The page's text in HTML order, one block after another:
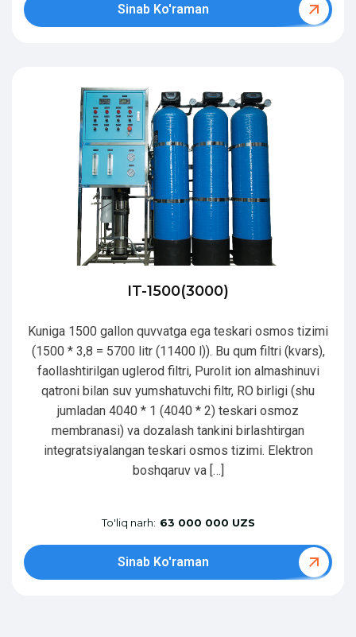
Sinab Ko'raman
IT-1500(3000)
Kuniga 1500 gallon quvvatga ega teskari osmos tizimi
(1500 * 3,8 = 5700 litr (11400 l)). Bu qum filtri (kvars),
faollashtirilgan uglerod filtri, Purolit ion almashinuvi
qatroni bilan suv yumshatuvchi filtr, RO birligi (shu
jumladan 4040 * 1 (4040 * 2) teskari osmoz
membranasi) va dozalash tankini birlashtirgan
integratsiyalangan teskari osmos tizimi. Elektron
boshqaruv va […]
To'liq narh: 63 000 000 UZS
Sinab Ko'raman